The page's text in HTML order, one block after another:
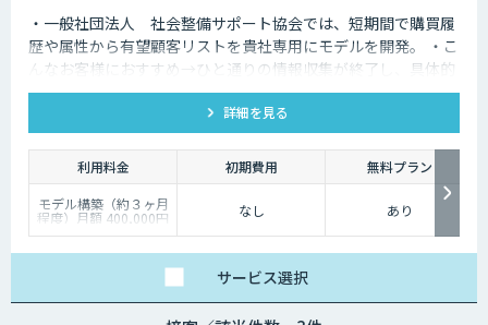
・一般社団法人 社会整備サポート協会では、短期間で購買履
歴や属性から有望顧客リストを貴社専用にモデルを開発。 ・こ
んなお客様におすすめ→ひと通りの情報収集が終了し、具体的
なモデル開発を検討しているお客様。
詳細を見る
利用料金 初期費用
無料プラン
モデル構築（約３ヶ月
程度）月額 400,000円
～
なし あり
サービス選択